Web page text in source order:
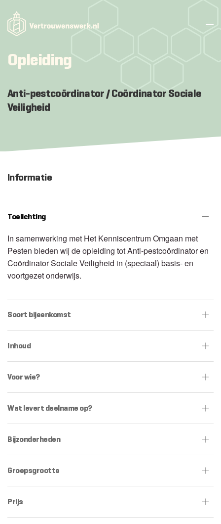
Opleiding
Anti-pestcoördinator / Coördinator Sociale
Veiligheid
Informatie
Toelichting
In samenwerking met Het Kenniscentrum Omgaan met
Pesten bieden wij de opleiding tot Anti-pestcoördinator en
Coördinator Sociale Veiligheid in (speciaal) basis- en
voortgezet onderwijs.
Soort bijeenkomst
Inhoud
Voor wie?
Wat levert deelname op?
Bijzonderheden
Groepsgrootte
Prijs